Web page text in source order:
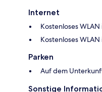
Internet
Kostenloses
Kostenloses
Parken
Auf dem
Sonstige